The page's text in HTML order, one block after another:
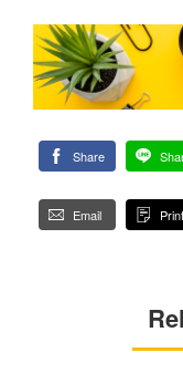
Share
Email Print